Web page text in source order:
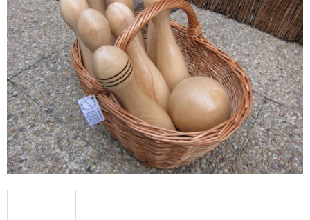
ből
0,0
csillag.